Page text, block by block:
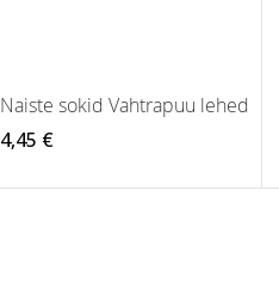
Naiste sokid Vahtrapuu lehed
4,45 €